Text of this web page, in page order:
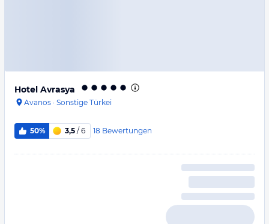
Hotel Avrasya
Avanos · Sonstige Türkei
50% 3,5 / 6 18 Bewertungen